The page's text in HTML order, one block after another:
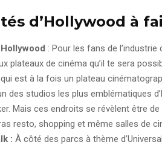
d’Hollywood à
: Pour les fans de
plateaux de cinéma qu’il te sera
est à la fois un plateau
des studios les plus emblématiques
Mais ces endroits se révèlent être
resto, shopping et même salles de
: À côté des parcs à thème